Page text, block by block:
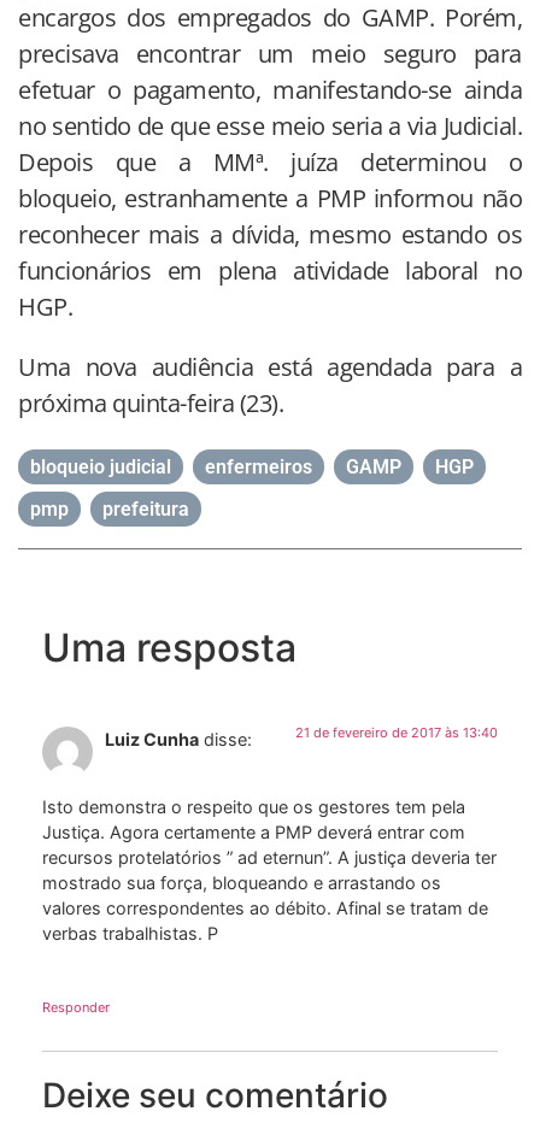
encargos dos empregados do GAMP. Porém,
precisava encontrar um meio seguro para
efetuar o pagamento, manifestando-se ainda
no sentido de que esse meio seria a via Judicial.
Depois que a MMª. juíza determinou o
bloqueio, estranhamente a PMP informou não
reconhecer mais a dívida, mesmo estando os
funcionários em plena atividade laboral no
HGP.
Uma nova audiência está agendada para a
próxima quinta-feira (23).
bloqueio judicial enfermeiros GAMP HGP
pmp
prefeitura
Uma resposta
Luiz Cunha disse: 21 de fevereiro de 2017 às 13:40
Isto demonstra o respeito que os gestores tem pela
Justiça. Agora certamente a PMP deverá entrar com
recursos protelatórios ” ad eternun”. A justiça deveria ter
mostrado sua força, bloqueando e arrastando os
valores correspondentes ao débito. Afinal se tratam de
verbas trabalhistas. P
Responder
Deixe seu comentário